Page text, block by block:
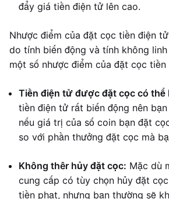
đẩy giá tiền điện tử lên cao.
Nhược điểm của đặt cọc tiền điện
do tính biến động và tính không
một số nhược điểm của đặt cọc tiền
Tiền điện tử được đặt cọc có thể
tiền điện tử rất biến động nên
nếu giá trị của số coin bạn đặt
so với phần thưởng đặt cọc mà
Không thêr hủy đặt cọc: Mặc dù
cung cấp có tùy chọn hủy đặt
tiền phạt, nhưng bạn thường sẽ